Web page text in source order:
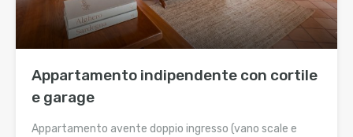
Appartamento indipendente con cortile
e garage
Appartamento avente doppio ingresso (vano scale e